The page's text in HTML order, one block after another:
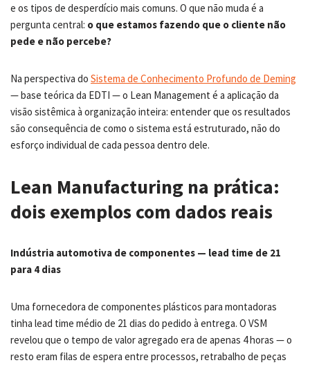
e os tipos de desperdício mais comuns. O que não muda é a
pergunta central: o que estamos fazendo que o cliente não
pede e não percebe?
Na perspectiva do Sistema de Conhecimento Profundo de Deming
— base teórica da EDTI — o Lean Management é a aplicação da
visão sistêmica à organização inteira: entender que os resultados
são consequência de como o sistema está estruturado, não do
esforço individual de cada pessoa dentro dele.
Lean Manufacturing na prática:
dois exemplos com dados reais
Indústria automotiva de componentes — lead time de 21
para 4 dias
Uma fornecedora de componentes plásticos para montadoras
tinha lead time médio de 21 dias do pedido à entrega. O VSM
revelou que o tempo de valor agregado era de apenas 4 horas — o
resto eram filas de espera entre processos, retrabalho de peças